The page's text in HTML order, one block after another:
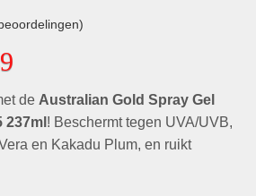
Huidige
is:
€12,49.
de Australian Gold Spray Gel
237ml ! Beschermt tegen UVA/UVB,
en Kakadu Plum, en ruikt